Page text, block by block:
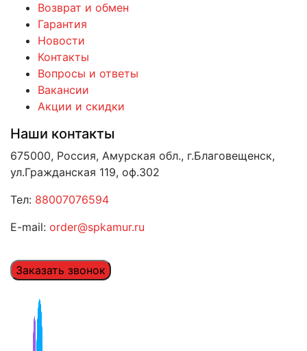
Возврат и обмен
Гарантия
Новости
Контакты
Вопросы и ответы
Вакансии
Акции и скидки
Наши контакты
675000, Россия, Амурская обл., г.Благовещенск,
ул.Гражданская 119, оф.302
Тел: 88007076594
E-mail: order@spkamur.ru
Заказать звонок